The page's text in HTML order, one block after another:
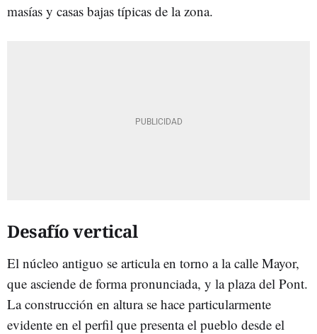
masías y casas bajas típicas de la zona.
Desafío vertical
El núcleo antiguo se articula en torno a la calle Mayor,
que asciende de forma pronunciada, y la plaza del Pont.
La construcción en altura se hace particularmente
evidente en el perfil que presenta el pueblo desde el